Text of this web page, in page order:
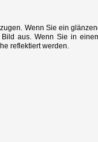
Wenn Sie ein
aus. Wenn Sie in
reflektiert werden.